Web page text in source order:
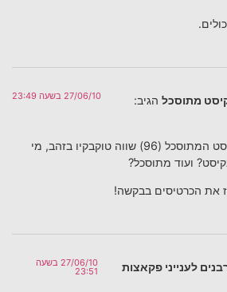
מתוסכל הגיב: 27/06/10 בשעה 23:49
לכבוד הטוקבקיסט המתוסכל (96) שווה טוקבקיו בזהב, מי
ועוד מתוסכל?
את הכרטיסים בבקשה!
לענייני פקאצות
27/06/10 בשעה
23:51